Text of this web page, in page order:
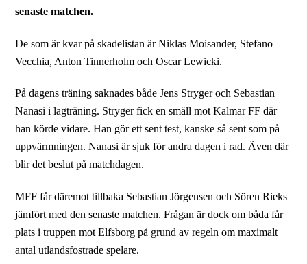
senaste matchen.
De som är kvar på skadelistan är Niklas Moisander, Stefano
Vecchia, Anton Tinnerholm och Oscar Lewicki.
På dagens träning saknades både Jens Stryger och Sebastian
Nanasi i lagträning. Stryger fick en smäll mot Kalmar FF där
han körde vidare. Han gör ett sent test, kanske så sent som på
uppvärmningen. Nanasi är sjuk för andra dagen i rad. Även där
blir det beslut på matchdagen.
MFF får däremot tillbaka Sebastian Jörgensen och Sören Rieks
jämfört med den senaste matchen. Frågan är dock om båda får
plats i truppen mot Elfsborg på grund av regeln om maximalt
antal utlandsfostrade spelare.